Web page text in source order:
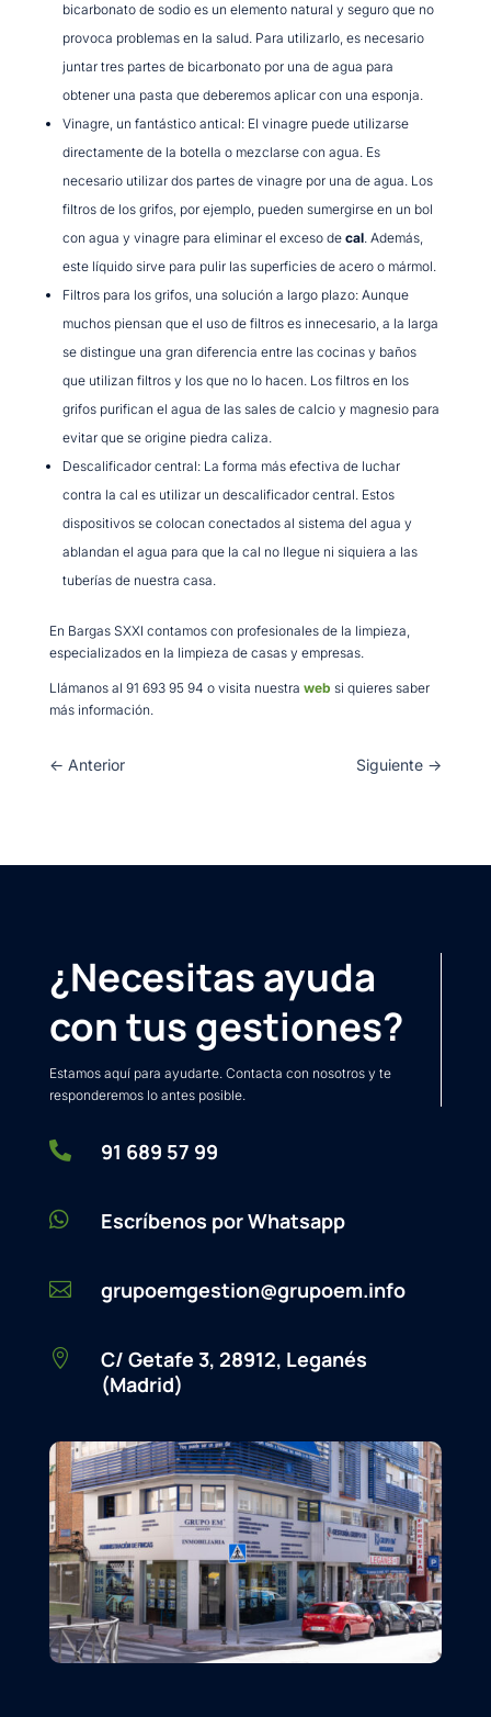
bicarbonato de sodio es un elemento natural y seguro que no
provoca problemas en la salud. Para utilizarlo, es necesario
juntar tres partes de bicarbonato por una de agua para
obtener una pasta que deberemos aplicar con una esponja.
Vinagre, un fantástico antical: El vinagre puede utilizarse
directamente de la botella o mezclarse con agua. Es
necesario utilizar dos partes de vinagre por una de agua. Los
filtros de los grifos, por ejemplo, pueden sumergirse en un bol
con agua y vinagre para eliminar el exceso decal. Además,
este líquido sirve para pulir las superficies de acero o mármol.
Filtros para los grifos, una solución a largo plazo: Aunque
muchos piensan que el uso de filtros es innecesario, a la larga
se distingue una gran diferencia entre las cocinas y baños
que utilizan filtros y los que no lo hacen. Los filtros en los
grifos purifican el agua de las sales de calcio y magnesio para
evitar que se origine piedra caliza.
Descalificador central: La forma más efectiva de luchar
contra la cal es utilizar un descalificador central. Estos
dispositivos se colocan conectados al sistema del agua y
ablandan el agua para que la cal no llegue ni siquiera a las
tuberías de nuestra casa.
En Bargas SXXI contamos con profesionales de la limpieza,
especializados en la limpieza de casas y empresas.
Llámanos al 91 693 95 94 o visita nuestra web si quieres saber
más información.
← Anterior Siguiente →
¿Necesitas ayuda
con tus gestiones?
Estamos aquí para ayudarte. Contacta con nosotros y te
responderemos lo antes posible.
 91 689 57 99
 Escríbenos por Whatsapp
 grupoemgestion@grupoem.info

C/ Getafe 3, 28912, Leganés
(Madrid)